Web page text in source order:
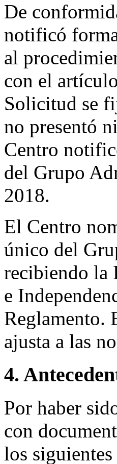
De
notificó
al
con el
Solicitud se
no presentó
Centro
del Grupo
2018.
El Centro
único del
recibiendo la
e
Reglamento.
ajusta a las
4.
Por haber
con
los